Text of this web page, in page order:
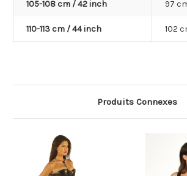
105-108 cm / 42 inch 97
110-113 cm / 44 inch 102
Produits Connexes